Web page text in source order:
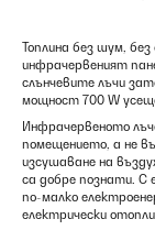
Топлина без шум,
инфрачервеният
слънчевите лъчи
мощност 700 W
Инфрачервеното
помещението, а не
изсушаване на
са добре познати. С
по-малко
електрически